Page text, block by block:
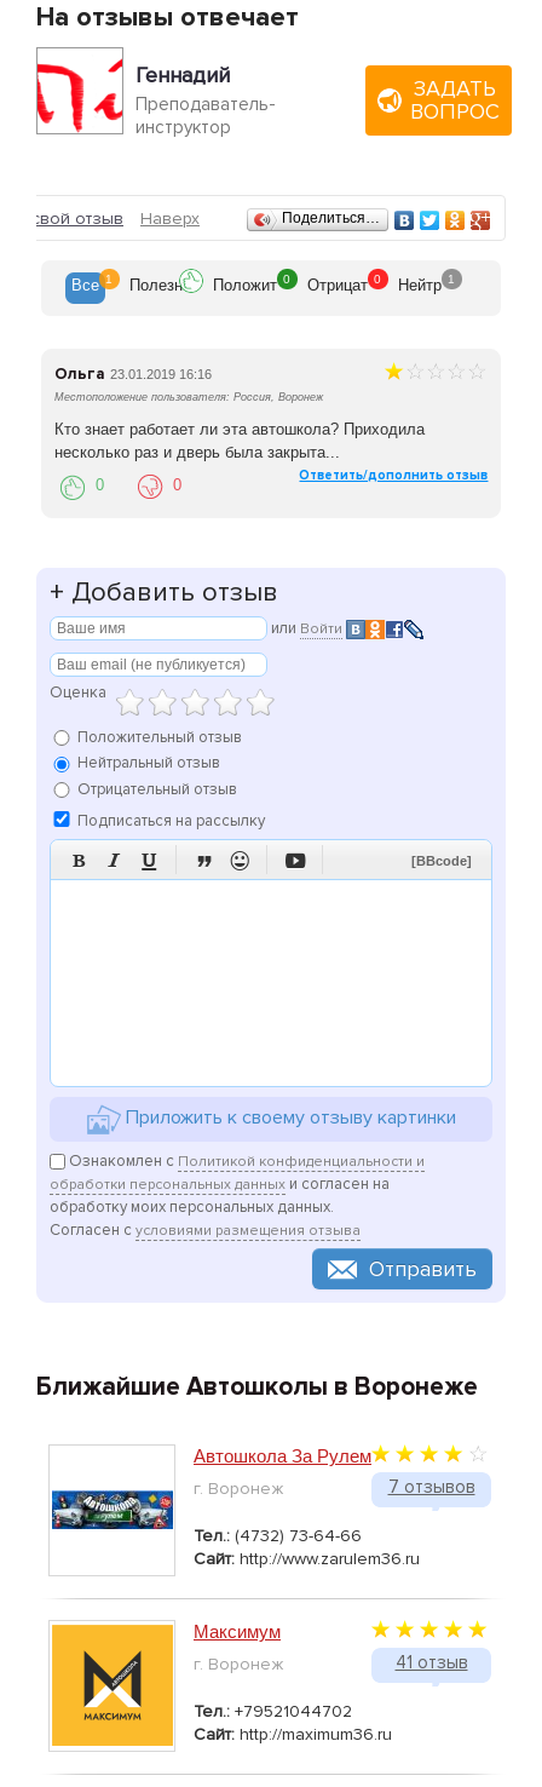
На отзывы отвечает
Геннадий
Преподаватель-
инструктор
ЗАДАТЬ
ВОПРОС
Отзывы
свой отзыв Наверх Поделиться…
Все 1 Полезн Положит 0 Отрицат 0 Нейтр 1
Ольга 23.01.2019 16:16
Местоположение пользователя: Россия, Воронеж
Кто знает работает ли эта автошкола? Приходила
несколько раз и дверь была закрыта...
Ответить/дополнить отзыв
0 0
+ Добавить отзыв
или Войти
Оценка
Положительный отзыв
Нейтральный отзыв
Отрицательный отзыв
Подписаться на рассылку
      [BBcode]
Приложить к своему отзыву картинки
Ознакомлен с Политикой конфиденциальности и
обработки персональных данных и согласен на
обработку моих персональных данных.
Согласен с условиями размещения отзыва
Отправить
Ближайшие Автошколы в Воронеже
7 отзывов
Автошкола За Рулем
г. Воронеж
Тел.: (4732) 73-64-66
Сайт: http://www.zarulem36.ru
41 отзыв
Максимум
г. Воронеж
Тел.: +79521044702
Сайт: http://maximum36.ru